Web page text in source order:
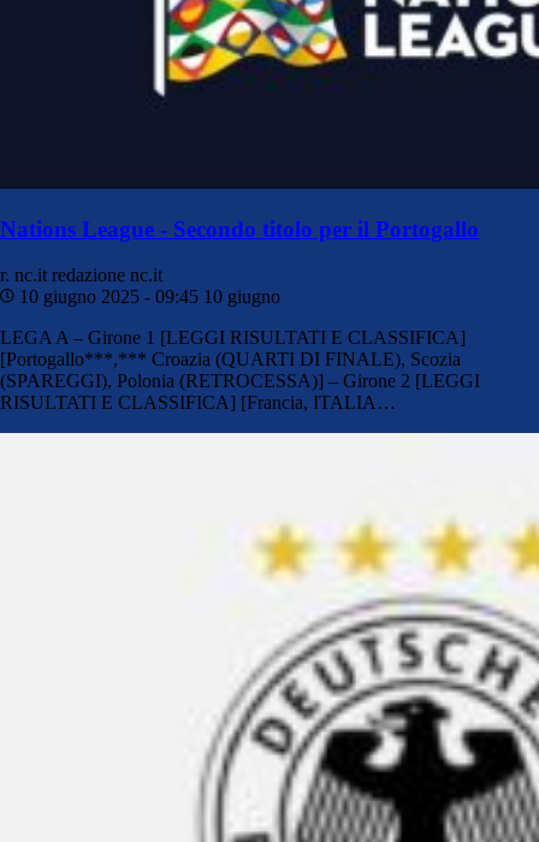
Nations League - Secondo titolo per il Portogallo
r. nc.it redazione nc.it
10 giugno 2025 - 09:45 10 giugno
LEGA A – Girone 1 [LEGGI RISULTATI E CLASSIFICA]
[Portogallo***,*** Croazia (QUARTI DI FINALE), Scozia
(SPAREGGI), Polonia (RETROCESSA)] – Girone 2 [LEGGI
RISULTATI E CLASSIFICA] [Francia, ITALIA…